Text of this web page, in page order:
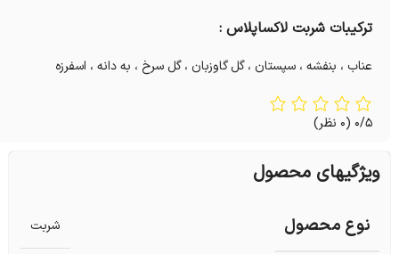
ترکیبات شربت لاکساپلاس :
عناب ، بنفشه ، سپستان ، گل گاوزبان ، گل سرخ ، به دانه ، اسفرزه
0/5 (0 نظر)
ویژگیهای محصول
نوع محصول شربت